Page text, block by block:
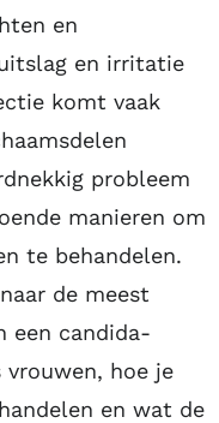
en
en irritatie
komt vaak
probleem
manieren om
te behandelen.
de meest
een candida-
hoe je
en wat de